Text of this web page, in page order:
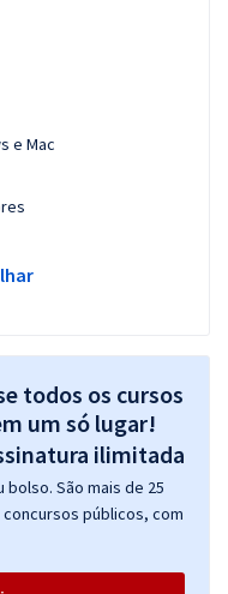
e Mac
todos os cursos
um só lugar!
São mais de 25
públicos, com